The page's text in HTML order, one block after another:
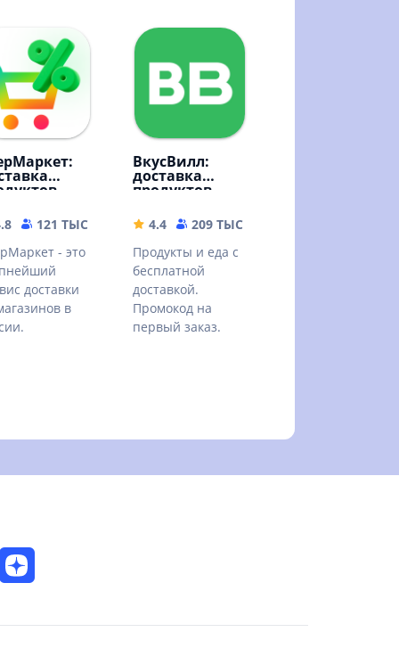
121 ТЫС
151.87 MB
- это
доставки
в
ВкусВилл:
доставка
продуктов
4.4 209 ТЫС
Продукты и еда с
бесплатной
доставкой.
Промокод на
первый заказ.